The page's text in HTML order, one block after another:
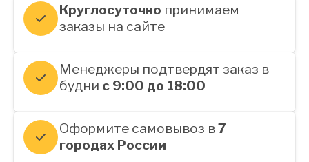
Круглосуточно принимаем
заказы на сайте
Менеджеры подтвердят заказ в
будни с 9:00 до 18:00
Оформите самовывоз в7
городах России